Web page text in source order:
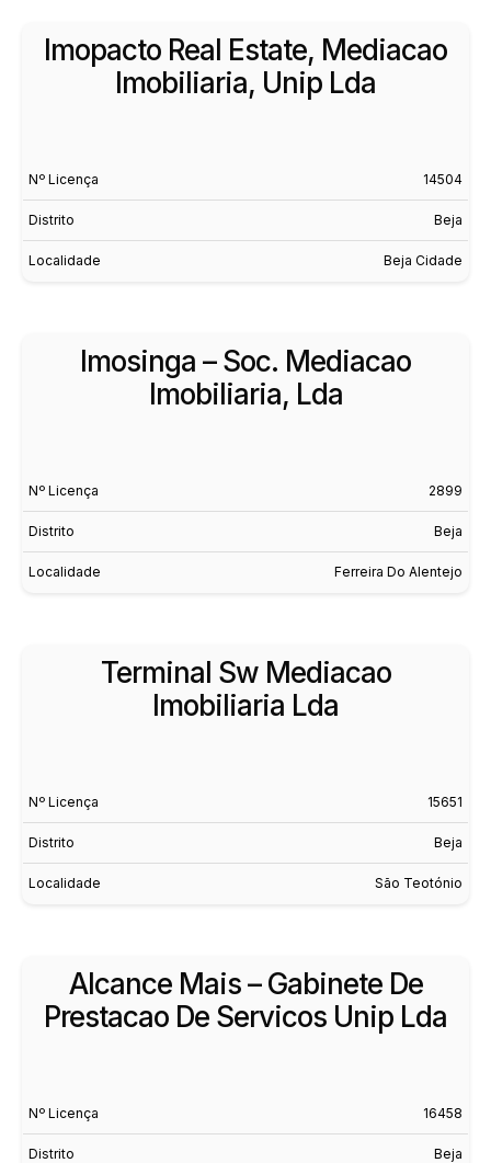
Imopacto Real Estate, Mediacao
Imobiliaria, Unip Lda
Nº Licença 14504
Distrito Beja
Localidade Beja Cidade
Imosinga – Soc. Mediacao
Imobiliaria, Lda
Nº Licença 2899
Distrito Beja
Localidade Ferreira Do Alentejo
Terminal Sw Mediacao
Imobiliaria Lda
Nº Licença 15651
Distrito Beja
Localidade São Teotónio
Alcance Mais – Gabinete De
Prestacao De Servicos Unip Lda
Nº Licença 16458
Distrito Beja